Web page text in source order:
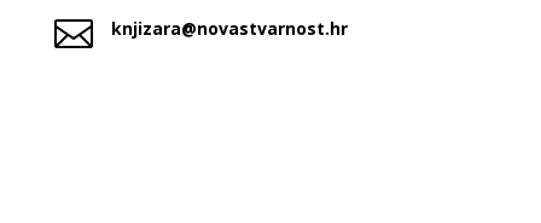
 knjizara@novastvarnost.hr